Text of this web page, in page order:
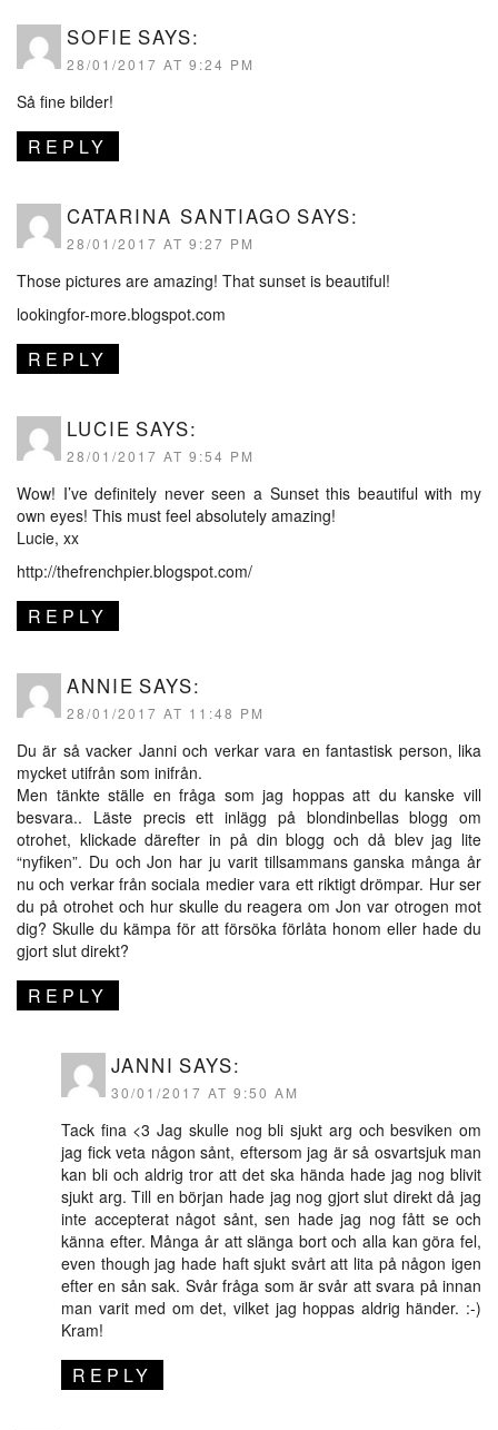
SOFIE SAYS:
28/01/2017 AT 9:24 PM
Så fine bilder!
REPLY
CATARINA SANTIAGO SAYS:
28/01/2017 AT 9:27 PM
Those pictures are amazing! That sunset is beautiful!
lookingfor-more.blogspot.com
REPLY
LUCIE SAYS:
28/01/2017 AT 9:54 PM
Wow! I’ve definitely never seen a Sunset this beautiful with my
own eyes! This must feel absolutely amazing!
Lucie, xx
http://thefrenchpier.blogspot.com/
REPLY
ANNIE SAYS:
28/01/2017 AT 11:48 PM
Du är så vacker Janni och verkar vara en fantastisk person, lika
mycket utifrån som inifrån.
Men tänkte ställe en fråga som jag hoppas att du kanske vill
besvara.. Läste precis ett inlägg på blondinbellas blogg om
otrohet, klickade därefter in på din blogg och då blev jag lite
“nyfiken”. Du och Jon har ju varit tillsammans ganska många år
nu och verkar från sociala medier vara ett riktigt drömpar. Hur ser
du på otrohet och hur skulle du reagera om Jon var otrogen mot
dig? Skulle du kämpa för att försöka förlåta honom eller hade du
gjort slut direkt?
REPLY
JANNI SAYS:
30/01/2017 AT 9:50 AM
Tack fina <3 Jag skulle nog bli sjukt arg och besviken om
jag fick veta någon sånt, eftersom jag är så osvartsjuk man
kan bli och aldrig tror att det ska hända hade jag nog blivit
sjukt arg. Till en början hade jag nog gjort slut direkt då jag
inte accepterat något sånt, sen hade jag nog fått se och
känna efter. Många år att slänga bort och alla kan göra fel,
even though jag hade haft sjukt svårt att lita på någon igen
efter en sån sak. Svår fråga som är svår att svara på innan
man varit med om det, vilket jag hoppas aldrig händer. :-)
Kram!
REPLY